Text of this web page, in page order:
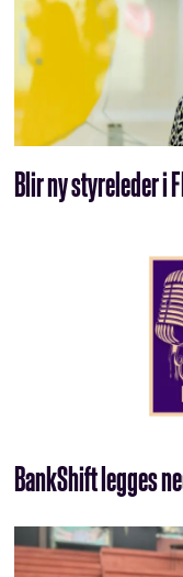
Blir ny styreleder i
BankShift legges